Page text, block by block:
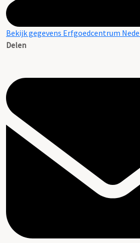
Bekijk gegevens Erfgoedcentrum
Delen